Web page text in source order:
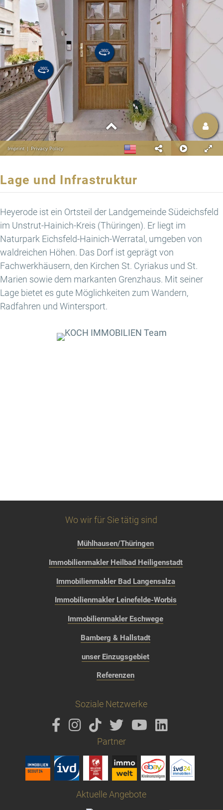
Lage und Infrastruktur
Heyerode ist ein Ortsteil der Landgemeinde Südeichsfeld
im Unstrut-Hainich-Kreis (Thüringen). Er liegt im
Naturpark Eichsfeld-Hainich-Werratal, umgeben von
waldreichen Höhen. Das Dorf ist geprägt von
Fachwerkhäusern, den Kirchen St. Cyriakus und St.
Marien sowie dem markanten Grenzhaus. Mit seiner
Lage bietet es gute Möglichkeiten zum Wandern,
Radfahren und Wintersport.
Wo wir für Sie tätig sind
Mühlhausen/Thüringen
Immobilienmakler Heilbad Heiligenstadt
Immobilienmakler Bad Langensalza
Immobilienmakler Leinefelde-Worbis
Immobilienmakler Eschwege
Bamberg & Hallstadt
unser Einzugsgebiet
Referenzen
Soziale Netzwerke
Partner
Aktuelle Angebote